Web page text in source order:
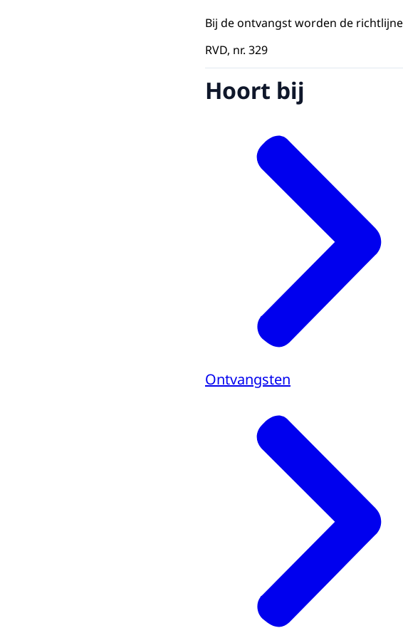
Bij de ontvangst worden de
RVD, nr. 329
Hoort bij
Ontvangsten